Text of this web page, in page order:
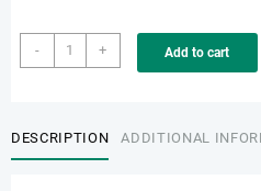
-
THK-
T1301
+ Add to cart
DESCRIPTION ADDITIONAL